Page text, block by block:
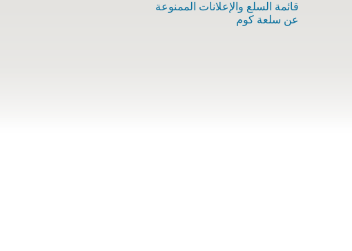
قائمة السلع والإعلانات الممنوعة
عن سلعة كوم